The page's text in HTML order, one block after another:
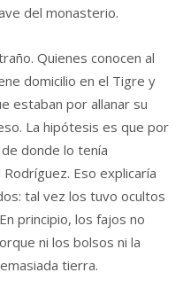
del monasterio.
Quienes conocen al
domicilio en el Tigre y
estaban por allanar su
La hipótesis es que por
donde lo tenía
Eso explicaría
tal vez los tuvo ocultos
principio, los fajos no
ni los bolsos ni la
tierra.